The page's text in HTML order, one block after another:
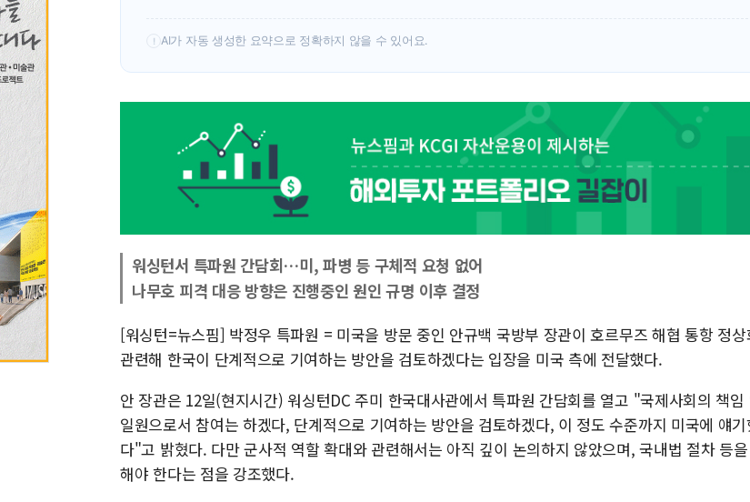
日, 4~6월
경찰, '300
! AI가 자동 생성한 요약으로 정확하지 않을 수 있어요.
워싱턴서 특파원 간담회…미, 파병 등 구체적 요청 없어
나무호 피격 대응 방향은 진행중인 원인 규명 이후 결정
[워싱턴=뉴스핌] 박정우 특파원 = 미국을 방문 중인 안규백 국방부 장관이 호르무즈 해협 통항 정상
관련해 한국이 단계적으로 기여하는 방안을 검토하겠다는 입장을 미국 측에 전달했다.
안 장관은 12일(현지시간) 워싱턴DC 주미 한국대사관에서 특파원 간담회를 열고 "국제사회의 책임
일원으로서 참여는 하겠다, 단계적으로 기여하는 방안을 검토하겠다, 이 정도 수준까지 미국에 얘
다"고 밝혔다. 다만 군사적 역할 확대와 관련해서는 아직 깊이 논의하지 않았으며, 국내법 절차 등
해야 한다는 점을 강조했다.